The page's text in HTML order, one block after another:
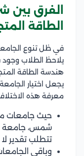
الفرق بين
الطاقة
في ظل تنوع
يلاحظ الطلاب
هندسة الطاقة
يجعل اختيار
معرفة هذه
حيث جامعات
شمس، جامعة
تتطلب تقدير
وباقي